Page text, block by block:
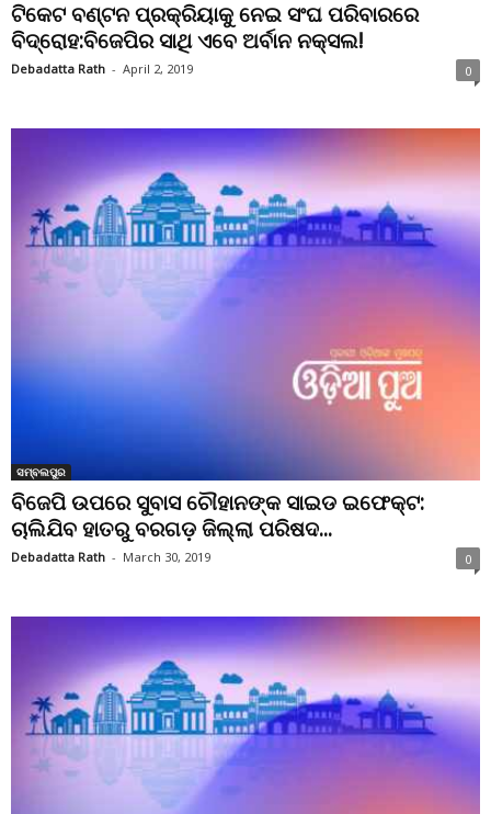
ଟିକେଟ ବଣ୍ଟନ ପ୍ରକ୍ରିୟାକୁ ନେଇ ସଂଘ ପରିବାରରେ
ବିଦ୍ରୋହ:ବିଜେପିର ସାଥି ଏବେ ଅର୍ବାନ ନକ୍ସଲ!
Debadatta Rath - April 2, 2019 0
ସମ୍ବଲପୁର
ବିଜେପି ଉପରେ ସୁବାସ ଚୌହାନଙ୍କ ସାଇଡ ଇଫେକ୍ଟ:
ଚାଲିଯିବ ହାତରୁ ବରଗଡ଼ ଜିଲ୍ଲା ପରିଷଦ...
Debadatta Rath - March 30, 2019 0